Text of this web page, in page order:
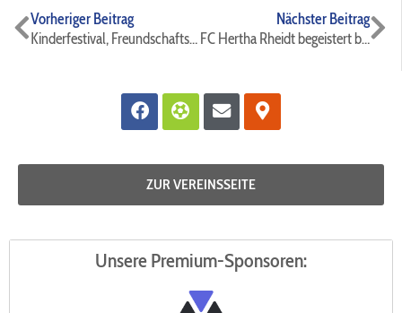
Zurück
Vorheriger Beitrag
Kinderfestival, Freundschaftsspiel, Vechte-Cup 2025 und Pokalfinals⚫️🔵⚽️
Nächster Beitrag
FC Hertha Rheidt begeistert beim European Football Cup in Schüttorf
Facebook
FutbolEnvelope
Map-
marker-
alt
ZUR VEREINSSEITE
Unsere Premium-Sponsoren: